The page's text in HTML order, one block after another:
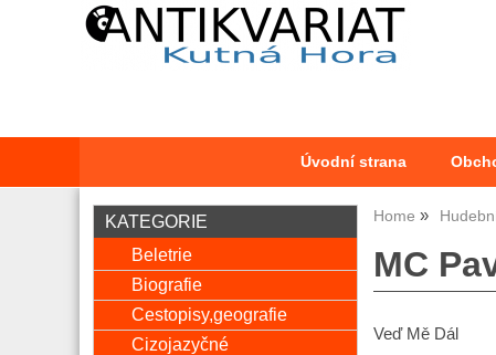
Úvodní strana
Home
MC
Veď Mě Dál
KATEGORIE
Beletrie
Biografie
Cestopisy,geografie
Cizojazyčné